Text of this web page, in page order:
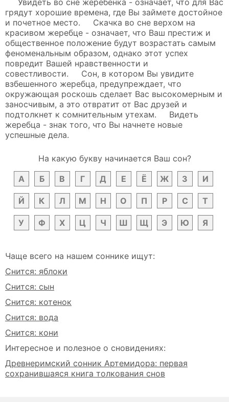
Увидеть во сне жеребенка - означает, что для Вас
грядут хорошие времена, где Вы займете достойное
и почетное место. Скачка во сне верхом на
красивом жеребце - означает, что Ваш престиж и
общественное положение будут возрастать самым
феноменальным образом, однако этот успех
повредит Вашей нравственности и
совестливости. Сон, в котором Вы увидите
взбешенного жеребца, предупреждает, что
окружающая роскошь сделает Вас высокомерным и
заносчивым, а это отвратит от Вас друзей и
подтолкнет к сомнительным утехам. Видеть
жеребца - знак того, что Вы начнете новые
успешные дела.
На какую букву начинается Ваш сон?
А
Б В Г Д Е Ё Ж З И
Й К Л М Н О П Р С Т
У Ф Х Ц Ч Ш Щ Э Ю Я
Чаще всего на нашем соннике ищут:
Снится: яблоки
Снится: сын
Снится: котенок
Снится: вода
Снится: кони
Интересное и полезное о сновидениях:
Древнеримский сонник Артемидора: первая
сохранившаяся книга толкования снов